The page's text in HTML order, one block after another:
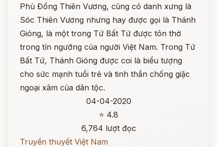
Phù Đổng Thiên Vương, cũng có danh xưng là
Sóc Thiên Vương nhưng hay được gọi là Thánh
Gióng, là một trong Tứ Bất Tử được tôn thờ
trong tín ngưỡng của người Việt Nam. Trong Tứ
Bất Tử, Thánh Gióng được coi là biểu tượng
cho sức mạnh tuổi trẻ và tinh thần chống giặc
ngoại xâm của dân tộc.
04-04-2020
⭐ 4.8
6,764 lượt đọc
Truyền thuyết Việt Nam